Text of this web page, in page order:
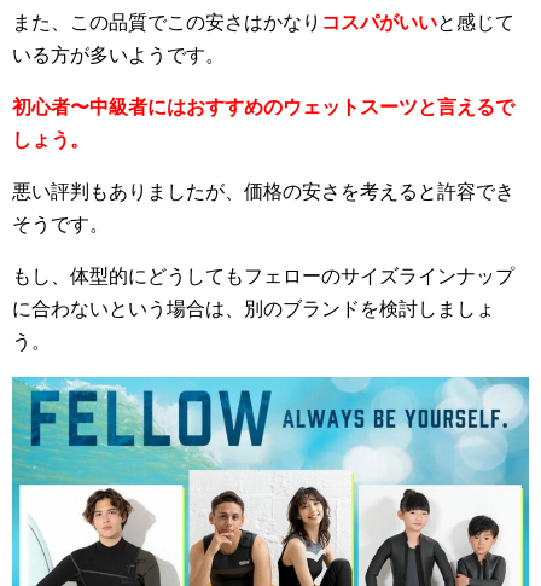
また、この品質でこの安さはかなり コスパがいいと感じて
いる方が多いようです。
初心者〜中級者にはおすすめのウェットスーツと言えるで
しょう。
悪い評判もありましたが、価格の安さを考えると許容でき
そうです。
もし、体型的にどうしてもフェローのサイズラインナップ
に合わないという場合は、別のブランドを検討しましょ
う。